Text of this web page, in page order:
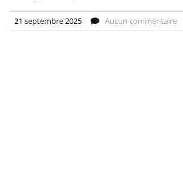
21 septembre 2025 Aucun commentaire